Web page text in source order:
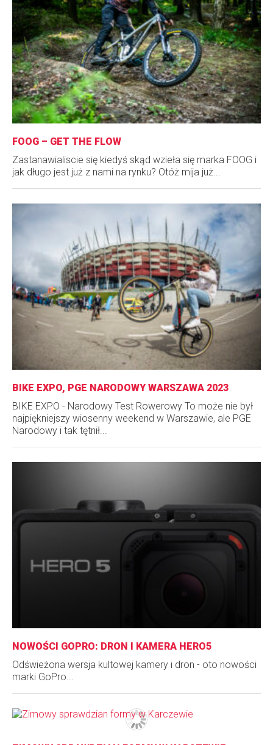
FOOG – GET THE FLOW
Zastanawialiscie się kiedyś skąd wzieła się marka FOOG i
jak długo jest już z nami na rynku? Otóż mija już...
BIKE EXPO, PGE NARODOWY WARSZAWA 2023
BIKE EXPO - Narodowy Test Rowerowy To może nie był
najpiękniejszy wiosenny weekend w Warszawie, ale PGE
Narodowy i tak tętnił...
NOWOŚCI GOPRO: DRON I KAMERA HERO5
Odświeżona wersja kultowej kamery i dron - oto nowości
marki GoPro...